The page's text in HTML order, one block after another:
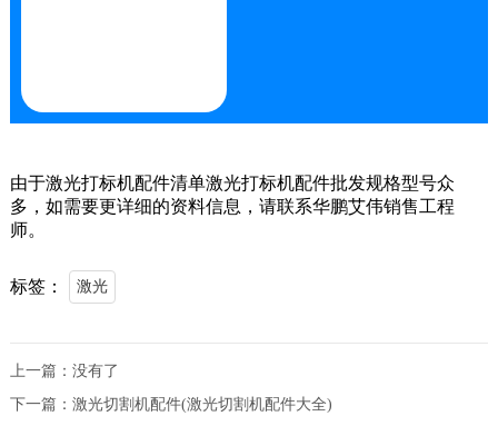
由于激光打标机配件清单激光打标机配件批发规格型号众
多，如需要更详细的资料信息，请联系华鹏艾伟销售工程
师。
标签： 激光
上一篇：没有了
下一篇： 激光切割机配件(激光切割机配件大全)